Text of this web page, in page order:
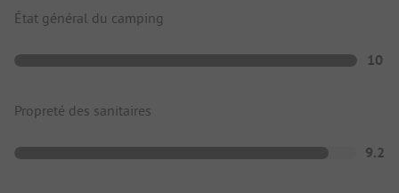
État général du camping
10
Propreté des sanitaires
9.2